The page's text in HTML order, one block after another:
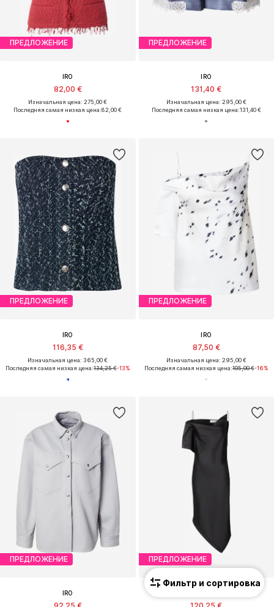
ПРЕДЛОЖЕНИЕ
IRO
82,00 €
Изначальная цена: 275,00 €
Последняя самая низкая цена:82,00 €
ПРЕДЛОЖЕНИЕ
IRO
131,40 €
Изначальная цена: 295,00 €
Последняя самая низкая цена:131,40 €
ПРЕДЛОЖЕНИЕ
IRO
116,35 €
Изначальная цена: 365,00 €
Последняя самая низкая цена:134,25 €-13%
ПРЕДЛОЖЕНИЕ
IRO
87,50 €
Изначальная цена: 295,00 €
Последняя самая низкая цена:105,00 €-16%
ПРЕДЛОЖЕНИЕ
IRO
ПРЕДЛОЖЕНИЕ
Фильтр и сортировка